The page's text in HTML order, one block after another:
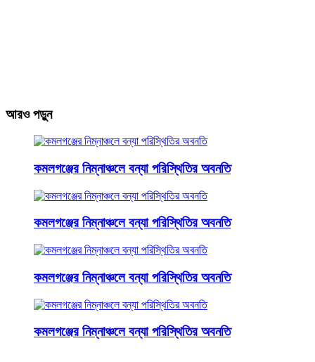
আরও পড়ুন
কমলগঞ্জের নিম্নাঞ্চলে বন্যা পরিস্থিতির অবনতি
কমলগঞ্জের নিম্নাঞ্চলে বন্যা পরিস্থিতির অবনতি
কমলগঞ্জের নিম্নাঞ্চলে বন্যা পরিস্থিতির অবনতি
কমলগঞ্জের নিম্নাঞ্চলে বন্যা পরিস্থিতির অবনতি